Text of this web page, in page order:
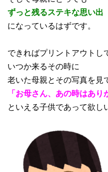
ずっと残るステキな思い出
になっているはずです。
できればプリントアウトし
いつか来るその時に
老いた母親とその写真を見
「お母さん、あの時はあり
といえる子供であって欲し